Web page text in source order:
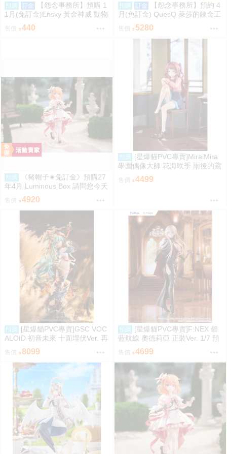
預購 訂金
【怨念事務所】預購 1
1月(免訂金)Ensky 黃金神威 動物
模樣坐姿娃吊飾 布偶 第1彈 6款
分售 三次再販 0816
440
預購 訂金
【怨念事務所】預約 4
月(免訂金) QuesQ 萊莎的鍊金工
房 萊莎琳 斯托特 婚紗禮服Ver 1/
7 1025
5280
預購
《豬帽子✬免訂金》預購27
年4月 Luminous Box 請問您今天
要來點兔子嗎？ 心愛 禮服Ver 1/
7 0906
售價 4920
預購
[星爆貓PVC專賣]MiraiMira
學園偶像大師 花海咲季 雨後的鳶
尾花 特訓前Ver. 1/7 預計2027/07
到貨
售價 4499
預購
[星爆貓PVC專賣]GSC VOC
ALOID 初音未來 十面埋伏Ver. 再
版 預計2027/10到貨
售價 8099
預購
[星爆貓PVC專賣]F:NEX 碧
藍航線 奧德莉亞 正裝Ver. 1/7 預
計2027/06到貨
售價 4699